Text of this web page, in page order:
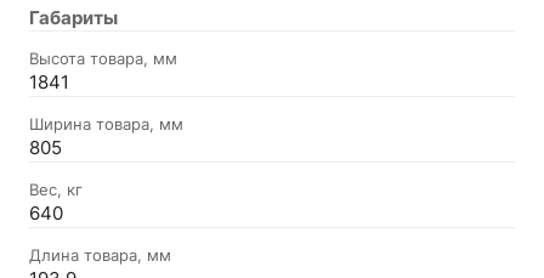
Габариты
Высота товара, мм
1841
Ширина товара, мм
805
Вес, кг
640
Длина товара, мм